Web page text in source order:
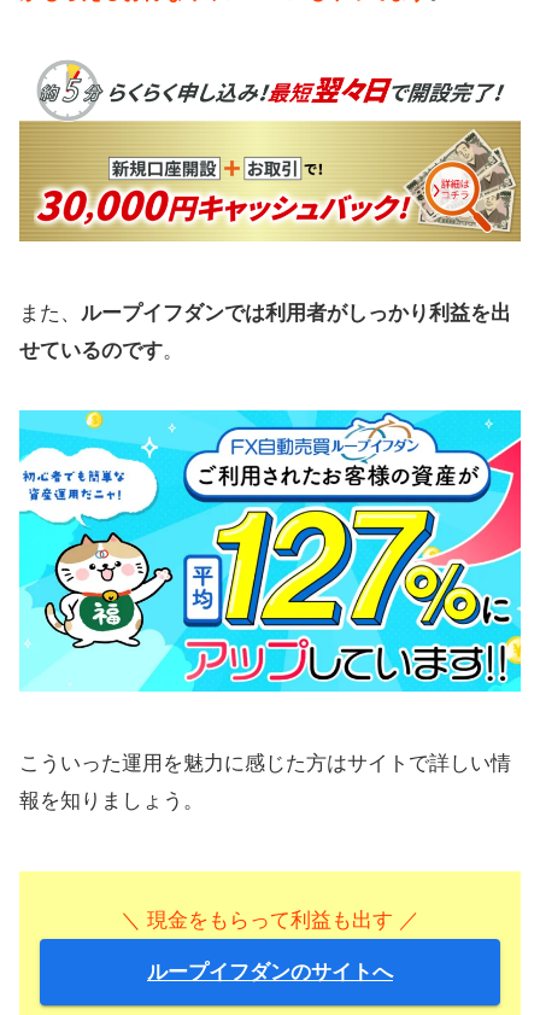
また、 ループイフダンでは利用者がしっかり利益を出
せているのです。
こういった運用を魅力に感じた方はサイトで詳しい情
報を知りましょう。
＼ 現金をもらって利益も出す ／
ループイフダンのサイトへ